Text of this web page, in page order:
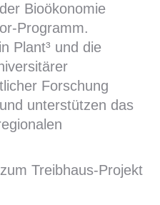
Bioökonomie
Programm.
Plant³ und die
Forschung
unterstützen das
Treibhaus-Projekt